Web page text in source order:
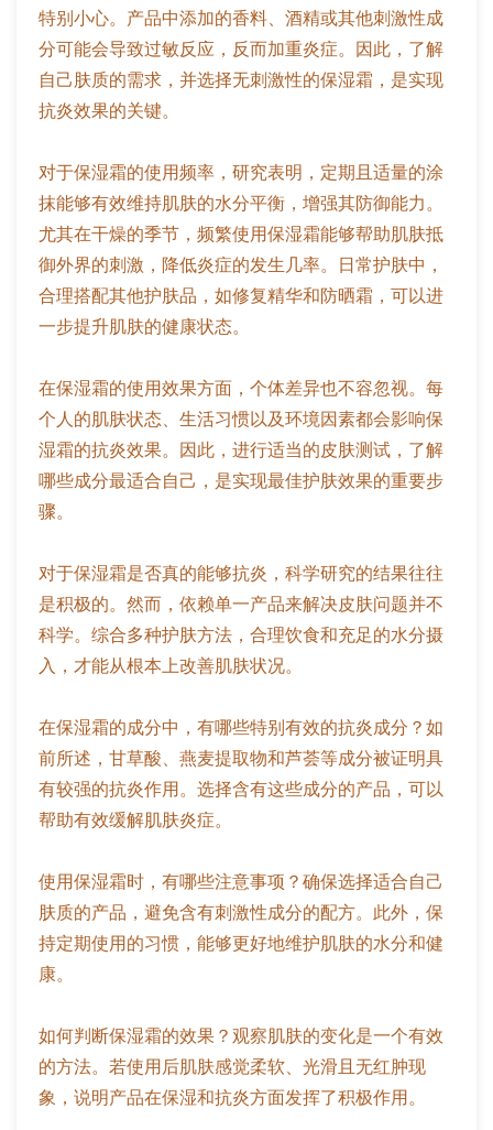
特别小心。产品中添加的香料、酒精或其他刺激性成
分可能会导致过敏反应，反而加重炎症。因此，了解
自己肤质的需求，并选择无刺激性的保湿霜，是实现
抗炎效果的关键。
对于保湿霜的使用频率，研究表明，定期且适量的涂
抹能够有效维持肌肤的水分平衡，增强其防御能力。
尤其在干燥的季节，频繁使用保湿霜能够帮助肌肤抵
御外界的刺激，降低炎症的发生几率。日常护肤中，
合理搭配其他护肤品，如修复精华和防晒霜，可以进
一步提升肌肤的健康状态。
在保湿霜的使用效果方面，个体差异也不容忽视。每
个人的肌肤状态、生活习惯以及环境因素都会影响保
湿霜的抗炎效果。因此，进行适当的皮肤测试，了解
哪些成分最适合自己，是实现最佳护肤效果的重要步
骤。
对于保湿霜是否真的能够抗炎，科学研究的结果往往
是积极的。然而，依赖单一产品来解决皮肤问题并不
科学。综合多种护肤方法，合理饮食和充足的水分摄
入，才能从根本上改善肌肤状况。
在保湿霜的成分中，有哪些特别有效的抗炎成分？如
前所述，甘草酸、燕麦提取物和芦荟等成分被证明具
有较强的抗炎作用。选择含有这些成分的产品，可以
帮助有效缓解肌肤炎症。
使用保湿霜时，有哪些注意事项？确保选择适合自己
肤质的产品，避免含有刺激性成分的配方。此外，保
持定期使用的习惯，能够更好地维护肌肤的水分和健
康。
如何判断保湿霜的效果？观察肌肤的变化是一个有效
的方法。若使用后肌肤感觉柔软、光滑且无红肿现
象，说明产品在保湿和抗炎方面发挥了积极作用。